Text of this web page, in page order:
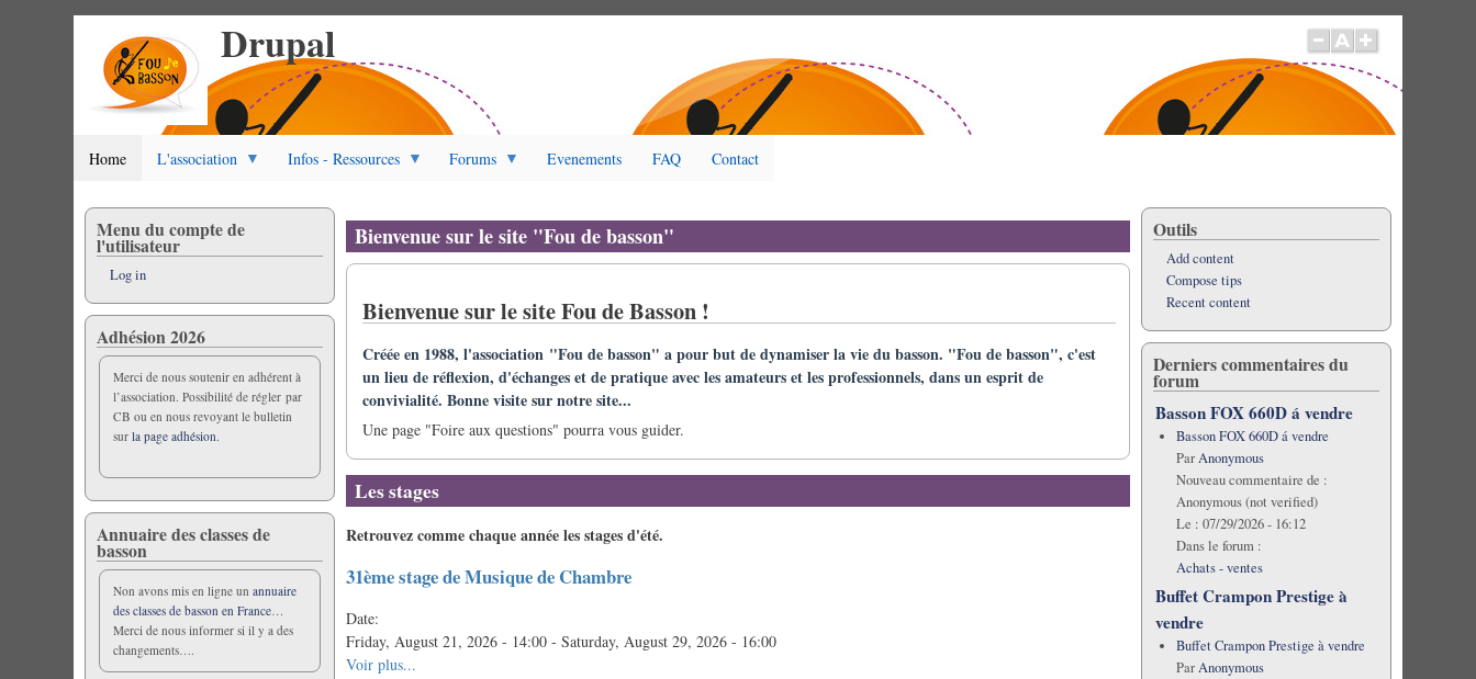
Drupal
Home L'association Infos - Ressources Forums Evenements FAQ Contact
Bienvenue sur le site "Fou de basson"
Bienvenue sur le site Fou de Basson !
Créée en 1988, l'association "Fou de basson" a pour but de dynamiser la vie du basson. "Fou de basson", c'est
un lieu de réflexion, d'échanges et de pratique avec les amateurs et les professionnels, dans un esprit de
convivialité. Bonne visite sur notre site...
Une page "Foire aux questions" pourra vous guider.
Les stages
Retrouvez comme chaque année les stages d'été.
31ème stage de Musique de Chambre
Date:
Friday, August 21, 2026 - 14:00 -Saturday, August 29, 2026 - 16:00
Voir plus...
Menu du compte de
l'utilisateur
Log in
Adhésion 2026
Merci de nous soutenir en adhérent à
l’association. Possibilité de régler par
CB ou en nous revoyant le bulletin
surla page adhésion.
Annuaire des classes de
basson
Non avons mis en ligne unannuaire
des classes de basson en France…
Merci de nous informer si il y a des
changements….
Outils
Add content
Compose tips
Recent content
Derniers commentaires du
forum
Basson FOX 660D á vendre
Basson FOX 660D á vendre
ParAnonymous
Nouveau commentaire de :
Anonymous (not verified)
Le : 07/29/2026 - 16:12
Dans le forum :
Achats - ventes
Buffet Crampon Prestige à
vendre
Buffet Crampon Prestige à vendre
ParAnonymous